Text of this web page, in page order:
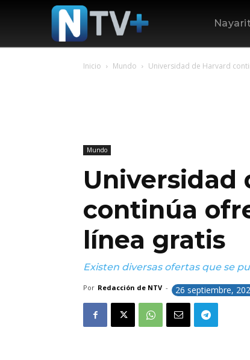
Inicio Mundo Universidad de Harvard
Mundo
Universidad
continúa
línea gratis
Existen diversas ofertas que se
Por Redacción de NTV - 26 septiembre,